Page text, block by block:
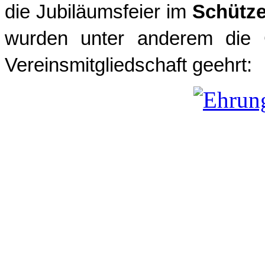
die Jubiläumsfeier im
wurden unter anderem die
Vereinsmitgliedschaft geehrt: